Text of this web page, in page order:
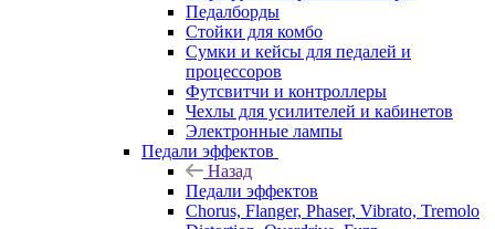
Педалборды
Стойки для комбо
Сумки и кейсы для педалей и
процессоров
Футсвитчи и контроллеры
Чехлы для усилителей и кабинетов
Электронные лампы
Педали эффектов
Назад
Педали эффектов
Chorus, Flanger, Phaser, Vibrato, Tremolo